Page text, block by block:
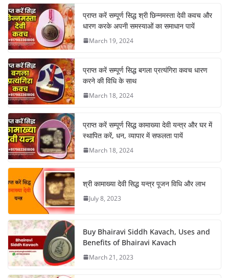
प्राप्त करें सम्पूर्ण सिद्ध श्री छिन्नमस्ता देवी कवच और
धारण करके अपनी समस्याओं का समाधान पायें
March 19, 2024
प्राप्त करें सम्पूर्ण सिद्ध बगला प्रत्यंगिरा कवच धारण
करने की विधि के साथ
March 18, 2024
प्राप्त करें सम्पूर्ण सिद्ध कामाख्या देवी यन्त्र और घर में
स्थापित करें, धन, व्यापार में सफलता पायें
March 18, 2024
श्री कामाख्या देवी सिद्ध यन्त्र पूजन विधि और लाभ
July 8, 2023
Buy Bhairavi Siddh Kavach, Uses and
Benefits of Bhairavi Kavach
March 21, 2023